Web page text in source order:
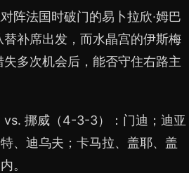
阵法国时破门的易卜拉欣·姆巴
替补席出发，而水晶宫的伊斯梅
失多次机会后，能否守住右路主
vs. 挪威（4-3-3）：门迪；迪亚
、迪乌夫；卡马拉、盖耶、盖
。